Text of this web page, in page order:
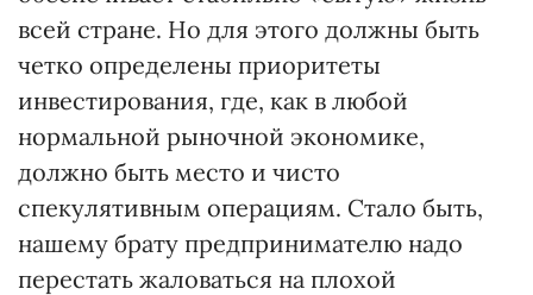
всей стране. Но для этого должны быть
четко определены приоритеты
инвестирования, где, как в любой
нормальной рыночной экономике,
должно быть место и чисто
спекулятивным операциям. Стало быть,
нашему брату предпринимателю надо
перестать жаловаться на плохой